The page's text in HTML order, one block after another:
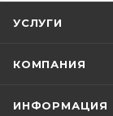
УСЛУГИ
КОМПАНИЯ
ИНФОРМАЦИЯ